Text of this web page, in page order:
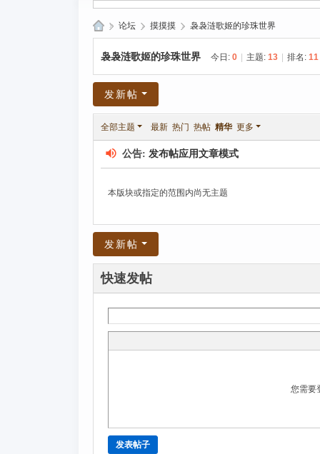
P
G|
库
塔
塔
» 论坛 › 摸摸摸 › 袅袅涟歌姬的珍珠世界
袅袅涟歌姬的珍珠世界 今日: 0 主题: 13 排名: 11
发新帖
全部主题 最新 热门 热帖 精华 更多
公告: 发布帖应用文章模式
本版块或指定的范围内尚无主题
发新帖
快速发帖
您需要
发表帖子